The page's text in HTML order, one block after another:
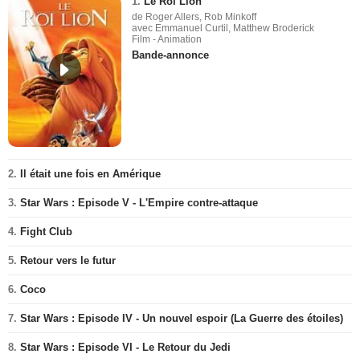
de Roger Allers, Rob Minkoff
avec Emmanuel Curtil, Matthew Broderick
Film - Animation
Bande-annonce
2. Il était une fois en Amérique
3. Star Wars : Episode V - L'Empire contre-attaque
4. Fight Club
5. Retour vers le futur
6. Coco
7. Star Wars : Episode IV - Un nouvel espoir (La Guerre des étoiles)
8. Star Wars : Episode VI - Le Retour du Jedi